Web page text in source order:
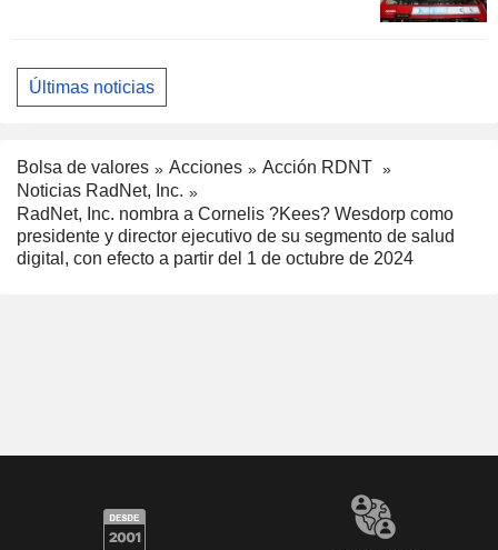
Últimas noticias
Bolsa de valores Acciones
Acción RDNT
Noticias RadNet, Inc.
RadNet, Inc. nombra a Cornelis ?Kees? Wesdorp como
presidente y director ejecutivo de su segmento de salud
digital, con efecto a partir del 1 de octubre de 2024